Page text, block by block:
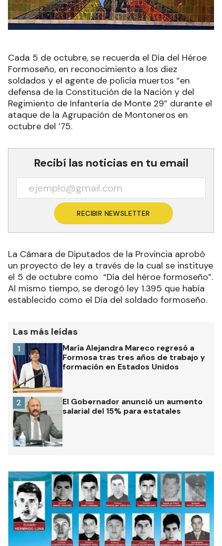
Cada 5 de octubre, se recuerda el Día del Héroe
Formoseño, en reconocimiento a los diez
soldados y el agente de policía muertos “en
defensa de la Constitución de la Nación y del
Regimiento de Infantería de Monte 29” durante el
ataque de la Agrupación de Montoneros en
octubre del ’75.
Recibí las noticias en tu email
RECIBIR NEWSLETTER
La Cámara de Diputados de la Provincia aprobó
un proyecto de ley a través de la cual se instituye
el 5 de octubre como “Día del héroe formoseño”.
Al mismo tiempo, se derogó ley 1.395 que había
establecido como el Día del soldado formoseño.
Las más leídas
María Alejandra Mareco regresó a
Formosa tras tres años de trabajo y
formación en Estados Unidos
1
El Gobernador anunció un aumento
salarial del 15% para estatales
2